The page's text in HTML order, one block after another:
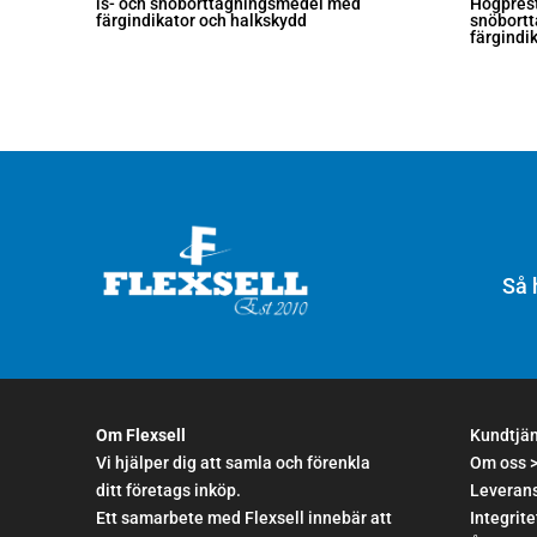
färgindikator och halkskydd
Så
Om Flexsell
Vi hjälper dig att samla och förenkla
ditt företags inköp.
Ett samarbete med Flexsell innebär att
Om oss >